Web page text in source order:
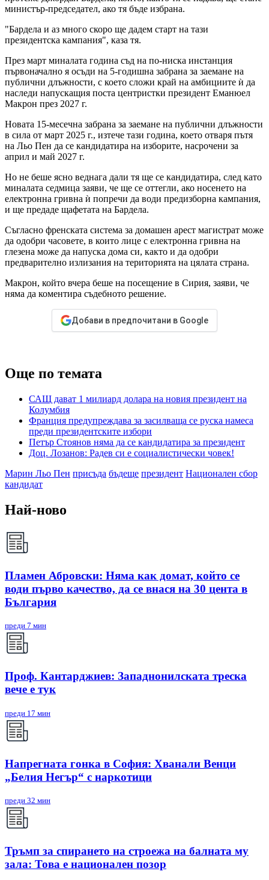
министър-председател, ако тя бъде избрана.
"Бардела и аз много скоро ще дадем старт на тази
президентска кампания", каза тя.
През март миналата година съд на по-ниска инстанция
първоначално я осъди на 5-годишна забрана за заемане на
публични длъжности, с което сложи край на амбициите ѝ да
наследи напускащия поста центристки президент Еманюел
Макрон през 2027 г.
Новата 15-месечна забрана за заемане на публични длъжности
в сила от март 2025 г., изтече тази година, което отваря пътя
на Льо Пен да се кандидатира на изборите, насрочени за
април и май 2027 г.
Но не беше ясно веднага дали тя ще се кандидатира, след като
миналата седмица заяви, че ще се оттегли, ако носенето на
електронна гривна ѝ попречи да води предизборна кампания,
и ще предаде щафетата на Бардела.
Съгласно френската система за домашен арест магистрат може
да одобри часовете, в които лице с електронна гривна на
глезена може да напуска дома си, както и да одобри
предварително излизания на територията на цялата страна.
Макрон, който вчера беше на посещение в Сирия, заяви, че
няма да коментира съдебното решение.
Добави в предпочитани в Google
Още по темата
САЩ дават 1 милиард долара на новия президент на
Колумбия
Франция предупреждава за засилваща се руска намеса
преди президентските избори
Петър Стоянов няма да се кандидатира за президент
Доц. Лозанов: Радев си е социалистически човек!
Марин Льо Пен присъда бъдеще президент Национален сбор
кандидат
Най-ново
Пламен Абровски: Няма как домат, който се
води първо качество, да се внася на 30 цента в
България
преди 7 мин
Проф. Кантарджиев: Западнонилската треска
вече е тук
преди 17 мин
Напрегната гонка в София: Хванали Венци
„Белия Негър“ с наркотици
преди 32 мин
Тръмп за спирането на строежа на балната му
зала: Това е национален позор